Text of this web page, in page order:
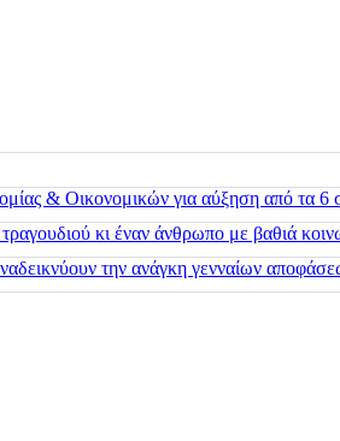
& Οικονομικών για αύξηση από τα
κι έναν άνθρωπο με βαθιά
την ανάγκη γενναίων